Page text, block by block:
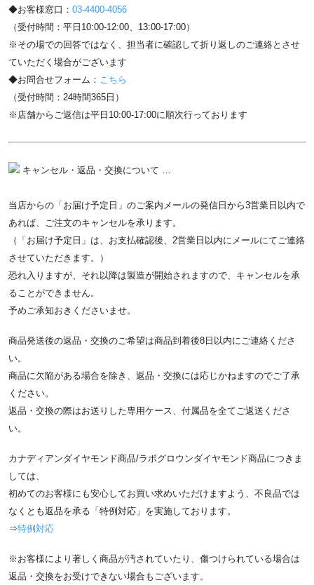
◆お客様窓口： 03-4400-4056
（受付時間：平日10:00-12:00、13:00-17:00）
※その場での回答ではなく、担当者に確認して折り返しのご連絡とさせ
ていただく場合がございます
◆お問合せフォーム： こちら
（受付時間：24時間365日）
※店舗からご返信は平日10:00-17:00に順次行っております
キャンセル・返品・交換について …
当店からの「お届け予定日」のご案内メールの発信日から3営業日以内で
あれば、ご注文のキャンセルを承ります。
（「お届け予定日」は、お支払確認後、2営業日以内にメールにてご連絡
させていただきます。）
恐れ入りますが、それ以降は製造が開始されますので、キャンセルを承
ることができません。
予めご承知おきくださいませ。
商品発送後の返品・交換のご希望は商品到着後8日以内にご連絡くださ
い。
商品に欠陥がある場合を除き、返品・交換には応じかねますのでご了承
ください。
返品・交換の際はお送りした専用ケース、付属品を全てご返送くださ
い。
カナディアンダイヤモンド商品/ラボグロウンダイヤモンド商品につきま
しては、
初めてのお客様にも安心してお買い求めいただけますよう、不良品では
なくとも返品を承る「特例対応」を実施しております。
⇒特例対応
※お客様により著しく商品が汚されていたり、傷つけられている場合は
返品・交換をお受けできない場合もございます。